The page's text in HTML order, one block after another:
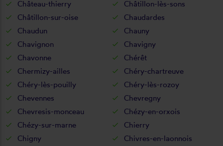
Château-thierry
Châtillon-lès-sons
Châtillon-sur-oise
Chaudardes
Chaudun
Chauny
Chavignon
Chavigny
Chavonne
Chérêt
Chermizy-ailles
Chéry-chartreuve
Chéry-lès-pouilly
Chéry-lès-rozoy
Chevennes
Chevregny
Chevresis-monceau
Chézy-en-orxois
Chézy-sur-marne
Chierry
Chigny
Chivres-en-laonnois